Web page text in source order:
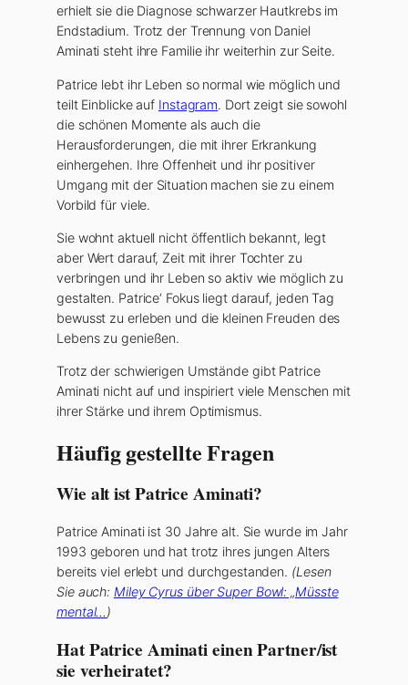
erhielt sie die Diagnose schwarzer Hautkrebs im
Endstadium. Trotz der Trennung von Daniel
Aminati steht ihre Familie ihr weiterhin zur Seite.
Patrice lebt ihr Leben so normal wie möglich und
teilt Einblicke auf Instagram. Dort zeigt sie sowohl
die schönen Momente als auch die
Herausforderungen, die mit ihrer Erkrankung
einhergehen. Ihre Offenheit und ihr positiver
Umgang mit der Situation machen sie zu einem
Vorbild für viele.
Sie wohnt aktuell nicht öffentlich bekannt, legt
aber Wert darauf, Zeit mit ihrer Tochter zu
verbringen und ihr Leben so aktiv wie möglich zu
gestalten. Patrice‘ Fokus liegt darauf, jeden Tag
bewusst zu erleben und die kleinen Freuden des
Lebens zu genießen.
Trotz der schwierigen Umstände gibt Patrice
Aminati nicht auf und inspiriert viele Menschen mit
ihrer Stärke und ihrem Optimismus.
Häufig gestellte Fragen
Wie alt ist Patrice Aminati?
Patrice Aminati ist 30 Jahre alt. Sie wurde im Jahr
1993 geboren und hat trotz ihres jungen Alters
bereits viel erlebt und durchgestanden. (Lesen
Sie auch: Miley Cyrus über Super Bowl: „Müsste
mental…)
Hat Patrice Aminati einen Partner/ist
sie verheiratet?